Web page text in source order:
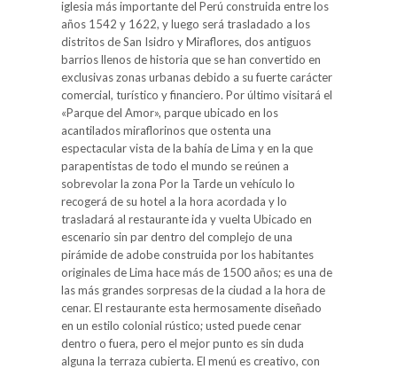
iglesia más importante del Perú construida entre los
años 1542 y 1622, y luego será trasladado a los
distritos de San Isidro y Miraflores, dos antiguos
barrios llenos de historia que se han convertido en
exclusivas zonas urbanas debido a su fuerte carácter
comercial, turístico y financiero. Por último visitará el
«Parque del Amor», parque ubicado en los
acantilados miraflorinos que ostenta una
espectacular vista de la bahía de Lima y en la que
parapentistas de todo el mundo se reúnen a
sobrevolar la zona Por la Tarde un vehículo lo
recogerá de su hotel a la hora acordada y lo
trasladará al restaurante ida y vuelta Ubicado en
escenario sin par dentro del complejo de una
pirámide de adobe construida por los habitantes
originales de Lima hace más de 1500 años; es una de
las más grandes sorpresas de la ciudad a la hora de
cenar. El restaurante esta hermosamente diseñado
en un estilo colonial rústico; usted puede cenar
dentro o fuera, pero el mejor punto es sin duda
alguna la terraza cubierta. El menú es creativo, con